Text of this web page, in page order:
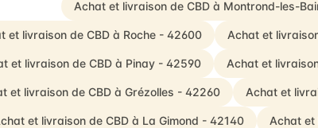
Achat et livraison de CBD à Montrond-les-
et livraison de CBD à Roche - 42600 Achat et
et livraison de CBD à Pinay - 42590 Achat et
et livraison de CBD à Grézolles - 42260 Achat et
et livraison de CBD à La Gimond - 42140 Achat et